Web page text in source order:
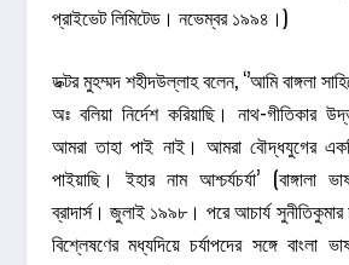
প্রাইভেট লিমিটেড। নভেম্বর ১৯৯৪।)
ডক্টর মুহম্মদ শহীদউল্লাহ বলেন, ‘’আমি বাঙ্গলা
অঃ বলিয়া নির্দেশ করিয়াছি। নাথ-গীতিকার
আমরা তাহা পাই নাই। আমরা বৌদ্ধযুগের
পাইয়াছি। ইহার নাম আশ্চর্যচর্যা’ (বাঙ্গালা
ব্রাদার্স। জুলাই ১৯৯৮। পরে আচার্য সুনীতিকুমার
বিশ্লেষণের মধ্যদিয়ে চর্যাপদের সঙ্গে বাংলা